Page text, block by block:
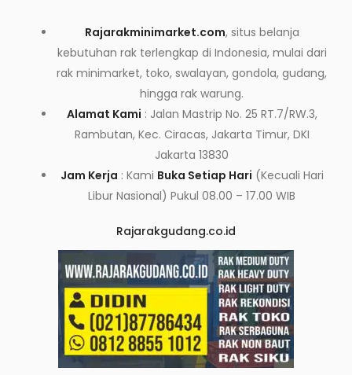
Rajarakminimarket.com, situs belanja
kebutuhan rak terlengkap di Indonesia, mulai dari
rak minimarket, toko, swalayan, gondola, gudang,
hingga rak warung.
Alamat Kami : Jalan Mastrip No. 25 RT.7/RW.3,
Rambutan, Kec. Ciracas, Jakarta Timur, DKI
Jakarta 13830
Jam Kerja : Kami Buka Setiap Hari (Kecuali Hari
Libur Nasional) Pukul 08.00 – 17.00 WIB
Rajarakgudang.co.id